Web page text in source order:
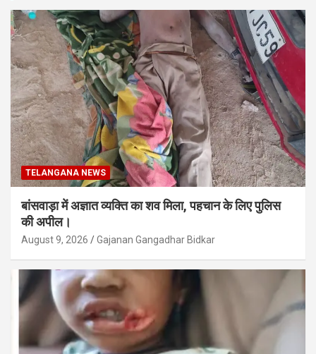
TELANGANA NEWS
बांसवाड़ा में अज्ञात व्यक्ति का शव मिला, पहचान के लिए पुलिस
की अपील।
August 9, 2026 Gajanan Gangadhar Bidkar